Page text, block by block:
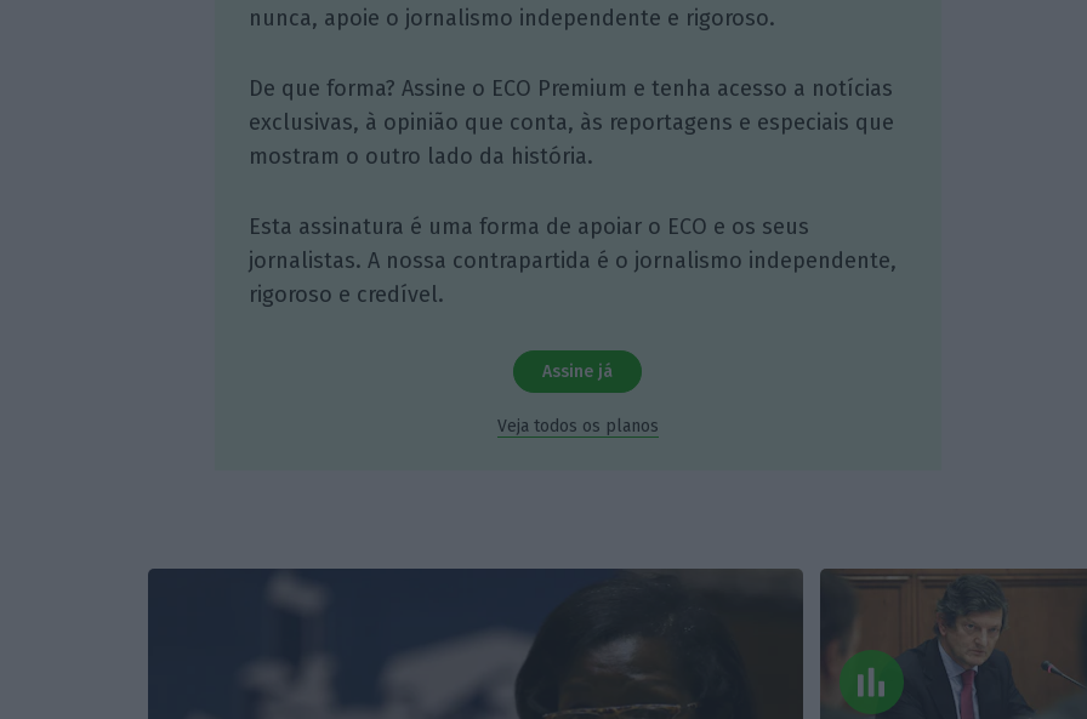
nunca, apoie o jornalismo independente e rigoroso.
De que forma? Assine o ECO Premium e tenha acesso a notícias
exclusivas, à opinião que conta, às reportagens e especiais que
mostram o outro lado da história.
Esta assinatura é uma forma de apoiar o ECO e os seus
jornalistas. A nossa contrapartida é o jornalismo independente,
rigoroso e credível.
Assine já
Veja todos os planos